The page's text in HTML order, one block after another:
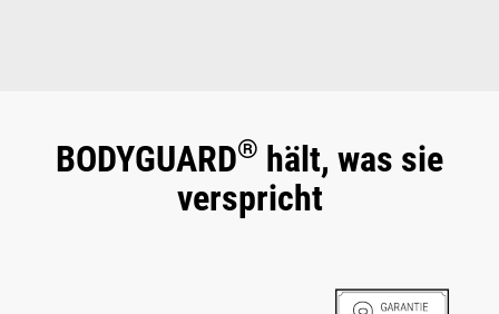
BODYGUARD® hält, was sie
verspricht